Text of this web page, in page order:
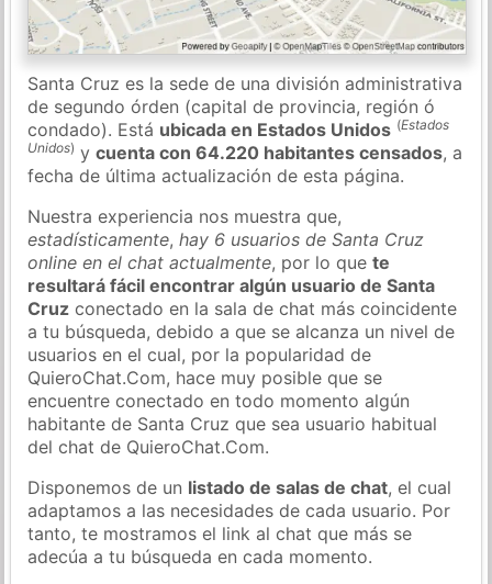
Santa Cruz es la sede de una división administrativa
de segundo órden (capital de provincia, región ó
condado). Está ubicada en Estados Unidos (Estados
Unidos) ycuenta con 64.220 habitantes censados, a
fecha de última actualización de esta página.
Nuestra experiencia nos muestra que,
estadísticamente,hay 6 usuarios de Santa Cruz
online en el chat actualmente, por lo quete
resultará fácil encontrar algún usuario de Santa
Cruz conectado en la sala de chat más coincidente
a tu búsqueda, debido a que se alcanza un nivel de
usuarios en el cual, por la popularidad de
QuieroChat.Com, hace muy posible que se
encuentre conectado en todo momento algún
habitante de Santa Cruz que sea usuario habitual
del chat de QuieroChat.Com.
Disponemos de un listado de salas de chat, el cual
adaptamos a las necesidades de cada usuario. Por
tanto, te mostramos el link al chat que más se
adecúa a tu búsqueda en cada momento.